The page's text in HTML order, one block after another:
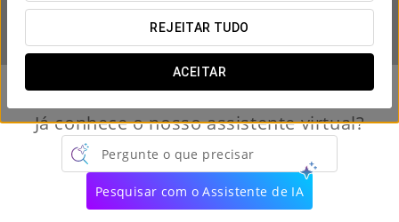
REJEITAR TUDO
ACEITAR
QUANDO QUER IR?
Já conhece o nosso assistente virtual?
Pergunte o que precisar
Pesquisar com o Assistente de IA